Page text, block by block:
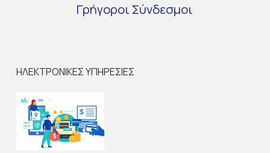
Γρήγοροι Σύνδεσμοι
ΗΛΕΚΤΡΟΝΙΚΕΣ ΥΠΗΡΕΣΙΕΣ